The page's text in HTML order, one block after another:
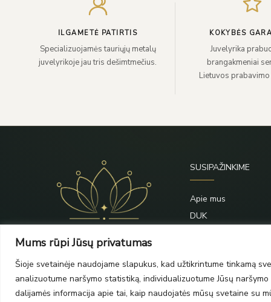
Mums rūpi Jūsų privatumas
Šioje svetainėje naudojame slapukus, kad užtikrintume tinkamą
analizuotume naršymo statistiką, individualizuotume Jūsų
dalijamės informacija apie tai, kaip naudojatės mūsų svetaine su
ILGAMETĖ PATIRTIS
Specializuojamės tauriųjų metalų
juvelyrikoje jau tris dešimtmečius.
KOKYBĖS
Juvelyrika
brangakmeniai
Lietuvos
SUSIPAŽINKIME
Apie mus
DUK
Kontaktai